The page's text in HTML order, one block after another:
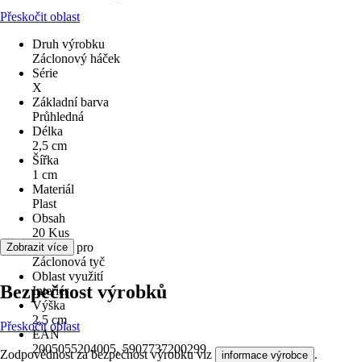
Přeskočit oblast
Druh výrobku
Záclonový háček
Série
X
Základní barva
Průhledná
Délka
2,5 cm
Šířka
1 cm
Materiál
Plast
Obsah
20 Kus
Vhodné pro
Záclonová tyč
Oblast využití
Interiér
Výška
2,5 cm
EAN
2005055204005, 5907737200299
Zobrazit více
Bezpečnost výrobků
Přeskočit oblast
Zodpovědnost za bezpečnost výrobku viz informace výrobce .